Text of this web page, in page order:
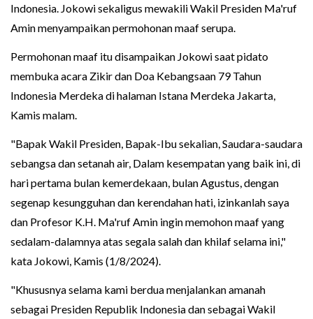
Indonesia. Jokowi sekaligus mewakili Wakil Presiden Ma'ruf
Amin menyampaikan permohonan maaf serupa.
Permohonan maaf itu disampaikan Jokowi saat pidato
membuka acara Zikir dan Doa Kebangsaan 79 Tahun
Indonesia Merdeka di halaman Istana Merdeka Jakarta,
Kamis malam.
"Bapak Wakil Presiden, Bapak-Ibu sekalian, Saudara-saudara
sebangsa dan setanah air, Dalam kesempatan yang baik ini, di
hari pertama bulan kemerdekaan, bulan Agustus, dengan
segenap kesungguhan dan kerendahan hati, izinkanlah saya
dan Profesor K.H. Ma'ruf Amin ingin memohon maaf yang
sedalam-dalamnya atas segala salah dan khilaf selama ini,"
kata Jokowi, Kamis (1/8/2024).
"Khususnya selama kami berdua menjalankan amanah
sebagai Presiden Republik Indonesia dan sebagai Wakil